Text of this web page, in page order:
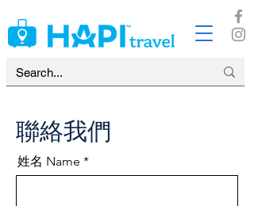
聯絡我們
姓名 Name